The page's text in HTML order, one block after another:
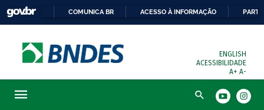
COMUNICA BR ACESSO À INFORMAÇÃO
ENGLISH
ACESSIBILIDADE
A+ A-
Busca